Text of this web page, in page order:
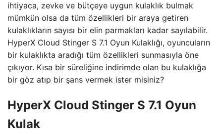
ihtiyaca, zevke ve bütçeye uygun kulaklık bulmak
mümkün olsa da tüm özellikleri bir araya getiren
kulaklıkların sayısı bir elin parmakları kadar sayılabilir.
HyperX Cloud Stinger S 7.1 Oyun Kulaklığı, oyuncuların
bir kulaklıkta aradığı tüm özellikleri sunmasıyla öne
çıkıyor. Kısa bir süreliğine indirimde olan bu kulaklığa
bir göz atıp bir şans vermek ister misiniz?
HyperX Cloud Stinger S 7.1 Oyun
Kulak